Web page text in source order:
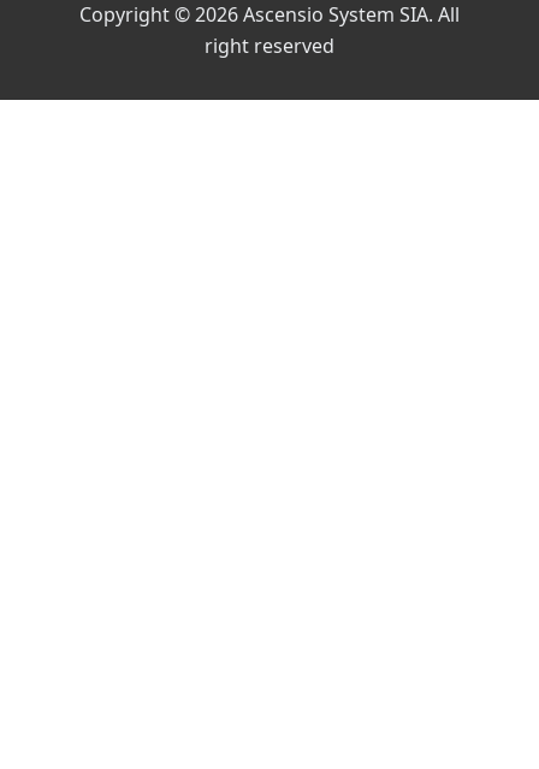
Copyright © 2026 Ascensio System SIA. All
right reserved